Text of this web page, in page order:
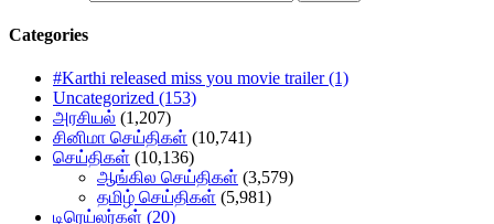
Categories
#Karthi released miss you movie trailer(1)
Uncategorized (153)
அரசியல் (1,207)
சினிமா செய்திகள் (10,741)
செய்திகள் (10,136)
ஆங்கில செய்திகள் (3,579)
தமிழ் செய்திகள் (5,981)
டிரெய்லர்கள் (20)